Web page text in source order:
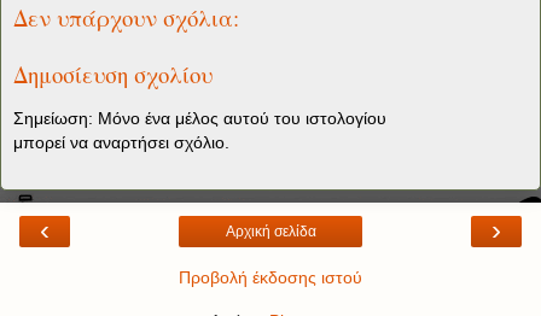
Δεν υπάρχουν σχόλια:
Δημοσίευση σχολίου
Σημείωση: Μόνο ένα μέλος αυτού του ιστολογίου
μπορεί να αναρτήσει σχόλιο.
‹ ›
Αρχική σελίδα
Προβολή έκδοσης ιστού